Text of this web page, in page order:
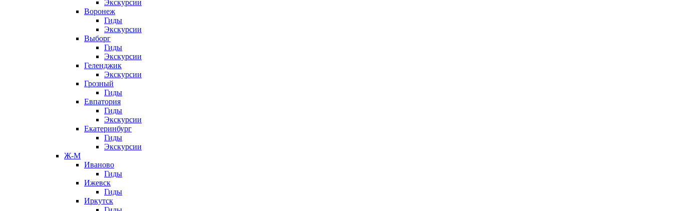
Экскурсии
Воронеж
Гиды
Экскурсии
Выборг
Гиды
Экскурсии
Геленджик
Экскурсии
Грозный
Гиды
Евпатория
Гиды
Экскурсии
Екатеринбург
Гиды
Экскурсии
Ж-М
Иваново
Гиды
Ижевск
Гиды
Иркутск